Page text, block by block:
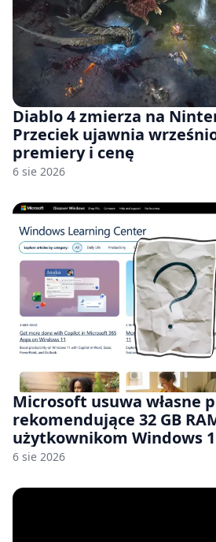
Diablo 4 zmierza na
Przeciek ujawnia
premiery i cenę
6 sie 2026
Microsoft usuwa własne
rekomendujące 32 GB
użytkownikom Windows
nam przy tym komputery z
6 sie 2026